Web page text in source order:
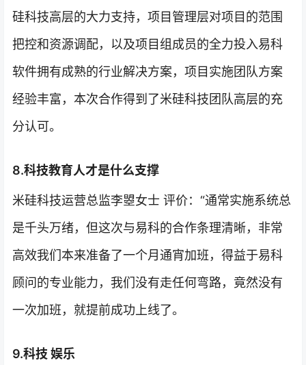
硅科技高层的大力支持，项目管理层对项目的范围
把控和资源调配，以及项目组成员的全力投入易科
软件拥有成熟的行业解决方案，项目实施团队方案
经验丰富，本次合作得到了米硅科技团队高层的充
分认可。
8.科技教育人才是什么支撑
米硅科技运营总监李曌女士 评价：“通常实施系统总
是千头万绪，但这次与易科的合作条理清晰，非常
高效我们本来准备了一个月通宵加班，得益于易科
顾问的专业能力，我们没有走任何弯路，竟然没有
一次加班，就提前成功上线了。
9.科技 娱乐